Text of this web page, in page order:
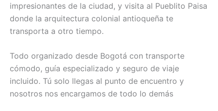
impresionantes de la ciudad, y visita al Pueblito Paisa
donde la arquitectura colonial antioqueña te
transporta a otro tiempo.
Todo organizado desde Bogotá con transporte
cómodo, guía especializado y seguro de viaje
incluido. Tú solo llegas al punto de encuentro y
nosotros nos encargamos de todo lo demás